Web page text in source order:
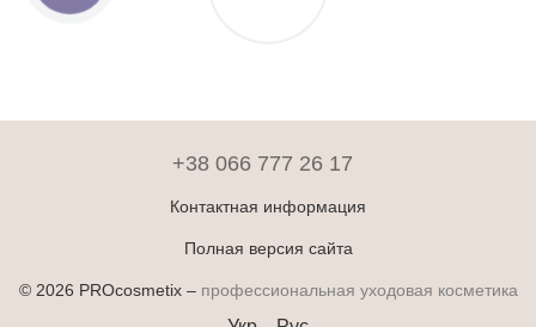
+38 066 777 26 17
Контактная информация
Полная версия сайта
© 2026 PROcosmetix – профессиональная уходовая косметика